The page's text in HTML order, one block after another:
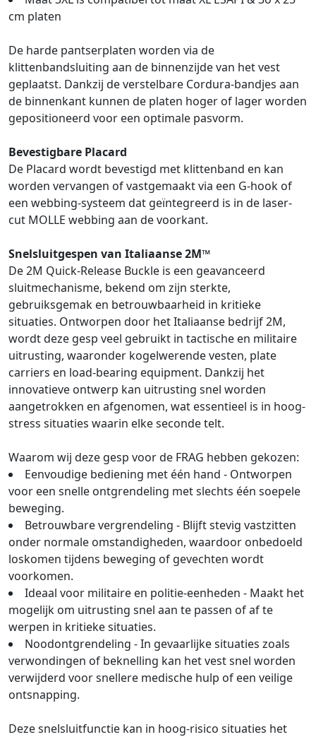
cm platen
De harde pantserplaten worden via de
klittenbandsluiting aan de binnenzijde van het vest
geplaatst. Dankzij de verstelbare Cordura-bandjes aan
de binnenkant kunnen de platen hoger of lager worden
gepositioneerd voor een optimale pasvorm.
Bevestigbare Placard
De Placard wordt bevestigd met klittenband en kan
worden vervangen of vastgemaakt via een G-hook of
een webbing-systeem dat geïntegreerd is in de laser-
cut MOLLE webbing aan de voorkant.
Snelsluitgespen van Italiaanse 2M™
De 2M Quick-Release Buckle is een geavanceerd
sluitmechanisme, bekend om zijn sterkte,
gebruiksgemak en betrouwbaarheid in kritieke
situaties. Ontworpen door het Italiaanse bedrijf 2M,
wordt deze gesp veel gebruikt in tactische en militaire
uitrusting, waaronder kogelwerende vesten, plate
carriers en load-bearing equipment. Dankzij het
innovatieve ontwerp kan uitrusting snel worden
aangetrokken en afgenomen, wat essentieel is in hoog-
stress situaties waarin elke seconde telt.
Waarom wij deze gesp voor de FRAG hebben gekozen:
Eenvoudige bediening met één hand - Ontworpen
voor een snelle ontgrendeling met slechts één soepele
beweging.
Betrouwbare vergrendeling - Blijft stevig vastzitten
onder normale omstandigheden, waardoor onbedoeld
loskomen tijdens beweging of gevechten wordt
voorkomen.
Ideaal voor militaire en politie-eenheden - Maakt het
mogelijk om uitrusting snel aan te passen of af te
werpen in kritieke situaties.
Noodontgrendeling - In gevaarlijke situaties zoals
verwondingen of beknelling kan het vest snel worden
verwijderd voor snellere medische hulp of een veilige
ontsnapping.
Deze snelsluitfunctie kan in hoog-risico situaties het